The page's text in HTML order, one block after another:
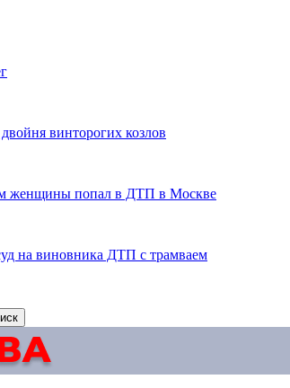
винторогих козлов
женщины попал в ДТП в Москве
на виновника ДТП с трамваем